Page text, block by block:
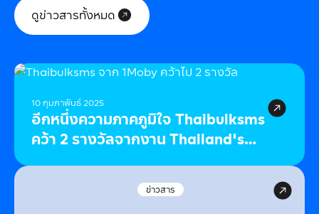
ดูข่าวสารทั้งหมด
10 กุมภาพันธ์ 2025
อีกหนึ่งความภาคภูมิใจ Thaibulksms
คว้า 2 รางวัลจากงาน Thailand's
ข่าวสาร